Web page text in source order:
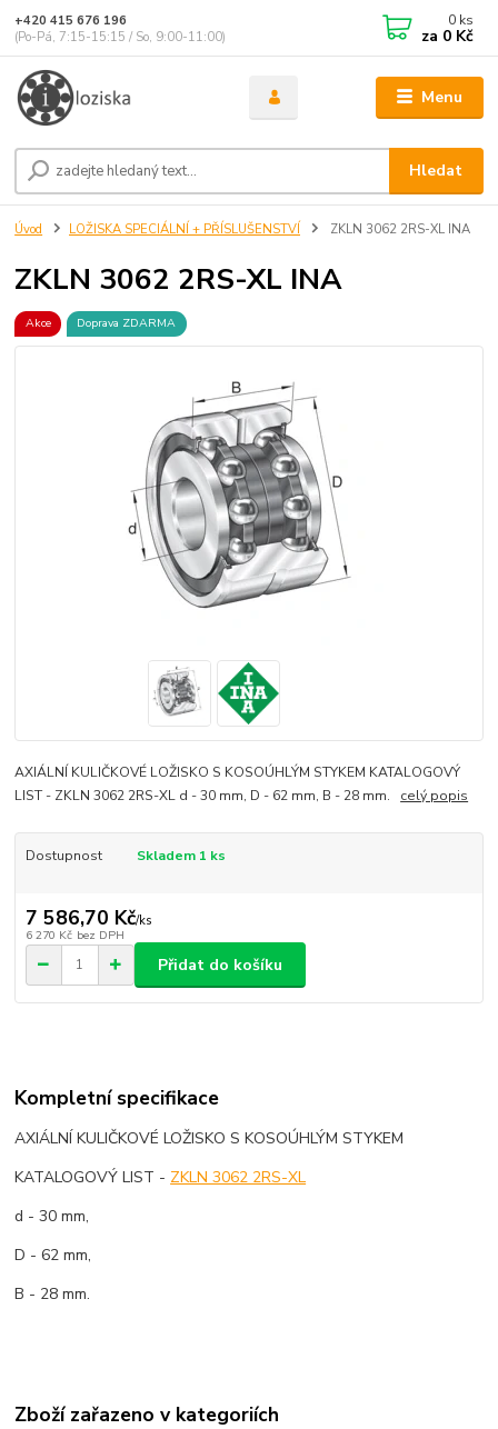
Menu
Hledat
+420 415 676 196
(Po-Pá, 7:15-15:15 / So, 9:00-11:00)
0 ks
za 0 Kč
Úvod LOŽISKA SPECIÁLNÍ + PŘÍSLUŠENSTVÍ ZKLN 3062 2RS-XL INA
ZKLN 3062 2RS-XL INA
Akce Doprava ZDARMA
AXIÁLNÍ KULIČKOVÉ LOŽISKO S KOSOÚHLÝM STYKEM KATALOGOVÝ
LIST - ZKLN 3062 2RS-XL d - 30 mm, D - 62 mm, B - 28 mm. celý popis
Dostupnost Skladem 1 ks
7 586,70 Kč/ks
6 270 Kč bez DPH
Přidat do košíku
Kompletní specifikace
AXIÁLNÍ KULIČKOVÉ LOŽISKO S KOSOÚHLÝM STYKEM
KATALOGOVÝ LIST - ZKLN 3062 2RS-XL
d - 30 mm,
D - 62 mm,
B - 28 mm.
Zboží zařazeno v kategoriích